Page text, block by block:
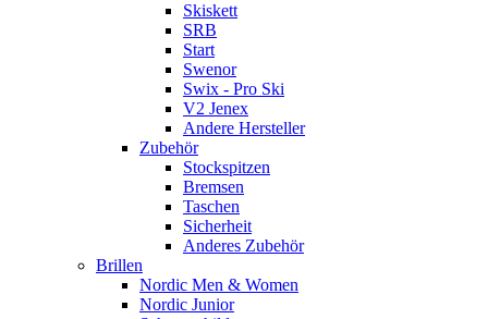
Skiskett
SRB
Start
Swenor
Swix - Pro Ski
V2 Jenex
Andere Hersteller
Zubehör
Stockspitzen
Bremsen
Taschen
Sicherheit
Anderes Zubehör
Brillen
Nordic Men & Women
Nordic Junior